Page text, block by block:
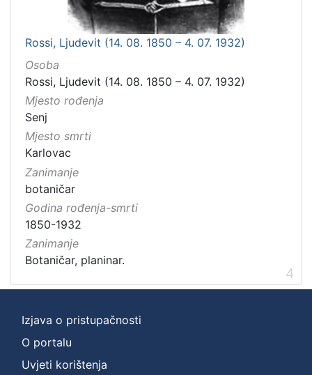
Rossi, Ljudevit (14. 08. 1850 – 4. 07. 1932)
Osoba
Rossi, Ljudevit (14. 08. 1850 – 4. 07. 1932)
Mjesto rođenja
Senj
Mjesto smrti
Karlovac
Zanimanje
botaničar
Godina rođenja-smrti
1850-1932
Zanimanje
Botaničar, planinar.
4
Izjava o pristupačnosti
O portalu
Uvjeti korištenja